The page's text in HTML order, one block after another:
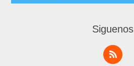
Siguenos